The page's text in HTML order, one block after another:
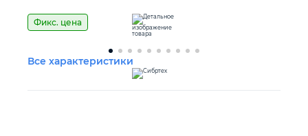
Столярный инструмент
Садовый инвентарь
Фикс. цена
Все характеристики